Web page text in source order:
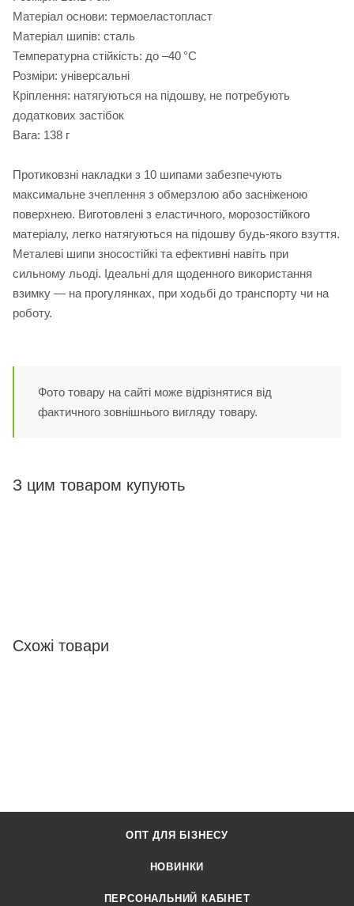
Матеріал основи: термоеластопласт
Матеріал шипів: сталь
Температурна стійкість: до –40 °C
Розміри: універсальні
Кріплення: натягуються на підошву, не потребують
додаткових застібок
Вага: 138 г
Протиковзні накладки з 10 шипами забезпечують
максимальне зчеплення з обмерзлою або засніженою
поверхнею. Виготовлені з еластичного, морозостійкого
матеріалу, легко натягуються на підошву будь-якого взуття.
Металеві шипи зносостійкі та ефективні навіть при
сильному льоді. Ідеальні для щоденного використання
взимку — на прогулянках, при ходьбі до транспорту чи на
роботу.
Фото товару на сайті може відрізнятися від
фактичного зовнішнього вигляду товару.
З цим товаром купують
Схожі товари
ОПТ ДЛЯ БІЗНЕСУ
НОВИНКИ
ПЕРСОНАЛЬНИЙ КАБІНЕТ